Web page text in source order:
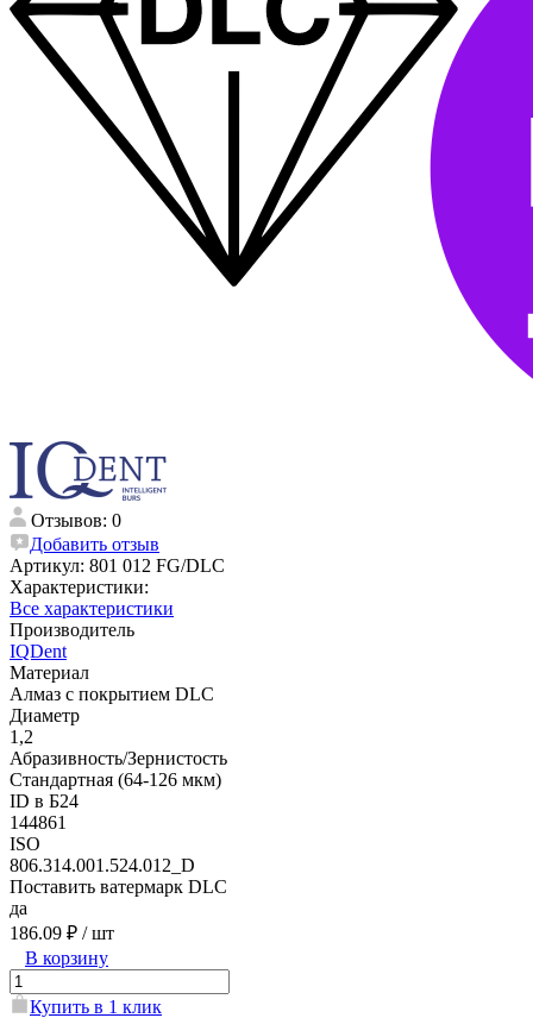
Отзывов: 0
Добавить отзыв
Артикул: 801 012 FG/DLC
Характеристики:
Все характеристики
Производитель
IQDent
Материал
Алмаз с покрытием DLC
Диаметр
1,2
Абразивность/Зернистость
Стандартная (64-126 мкм)
ID в Б24
144861
ISO
806.314.001.524.012_D
Поставить ватермарк DLC
да
186.09 ₽ / шт
В корзину
Купить в 1 клик